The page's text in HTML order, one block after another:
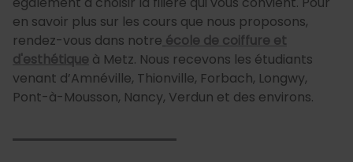
en savoir plus sur les cours que nous proposons,
rendez-vous dans notre école de coiffure et
d'esthétique à Metz. Nous recevons les étudiants
venant d’Amnéville, Thionville, Forbach, Longwy,
Pont-à-Mousson, Nancy, Verdun et des environs.